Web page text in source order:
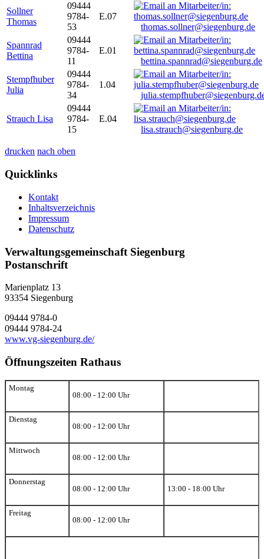
Sollner
Thomas
09444
9784-
53
E.07
thomas.sollner@siegenburg.de
Spannrad
Bettina
09444
9784-
11
E.01
bettina.spannrad@siegenburg.de
Stempfhuber
Julia
09444
9784-
34
1.04
Strauch Lisa
09444
9784-
15
E.04
lisa.strauch@siegenburg.de
drucken nach oben
Quicklinks
Kontakt
Inhaltsverzeichnis
Impressum
Datenschutz
Verwaltungsgemeinschaft Siegenburg
Postanschrift
Marienplatz 13
93354 Siegenburg
09444 9784-0
09444 9784-24
www.vg-siegenburg.de/
Öffnungszeiten Rathaus
Montag
08:00 - 12:00 Uhr
Dienstag
08:00 - 12:00 Uhr
Mittwoch
08:00 - 12:00 Uhr
Donnerstag
08:00 - 12:00 Uhr
13:00 - 18:00 Uhr
Freitag
08:00 - 12:00 Uhr